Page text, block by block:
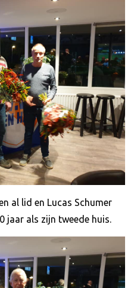
al lid en Lucas Schumer
jaar als zijn tweede huis.